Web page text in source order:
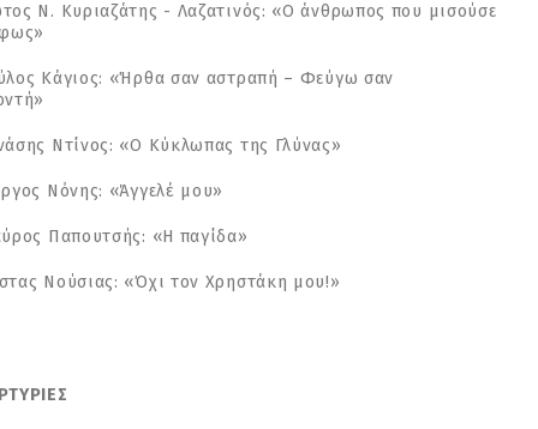
Ν. Κυριαζάτης - Λαζατινός: «Ο άνθρωπος που μισούσε
Κάγιος: «Ήρθα σαν αστραπή – Φεύγω σαν
Ντίνος: «Ο Κύκλωπας της Γλύνας»
Νόνης: «Άγγελέ μου»
Παπουτσής: «Η παγίδα»
Νούσιας: «Όχι τον Χρηστάκη μου!»